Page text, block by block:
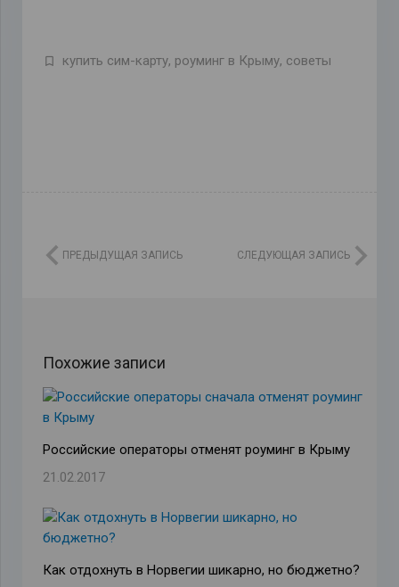
купить сим-карту, роуминг в Крыму, советы
ПРЕДЫДУЩАЯ ЗАПИСЬ СЛЕДУЮЩАЯ ЗАПИСЬ
Похожие записи
Российские операторы отменят роуминг в Крыму
21.02.2017
Как отдохнуть в Норвегии шикарно, но бюджетно?